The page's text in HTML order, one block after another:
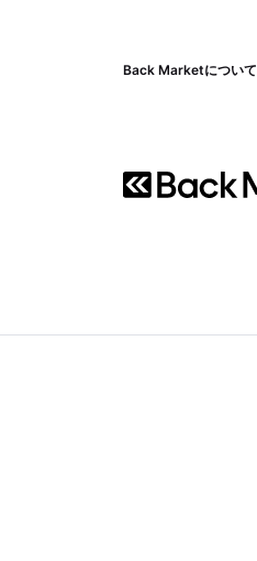
Back Marketについて